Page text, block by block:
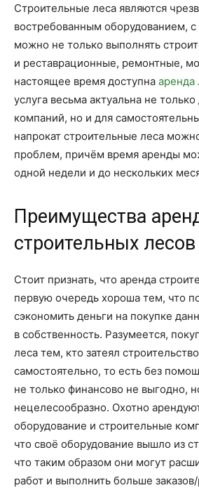
Строительные леса являются
востребованным оборудованием,
можно не только выполнять
и реставрационные, ремонтные,
настоящее время доступна аренда
услуга весьма актуальна не
компаний, но и для
напрокат строительные леса
проблем, причём время аренды
одной недели и до нескольких
Преимущества
строительных лесов
Стоит признать, что аренда
первую очередь хороша тем, что
сэкономить деньги на покупке
в собственность. Разумеется,
леса тем, кто затеял
самостоятельно, то есть без
не только финансово не выгодно,
нецелесообразно. Охотно
оборудование и строительные
что своё оборудование вышло из
что таким образом они могут
работ и выполнить больше